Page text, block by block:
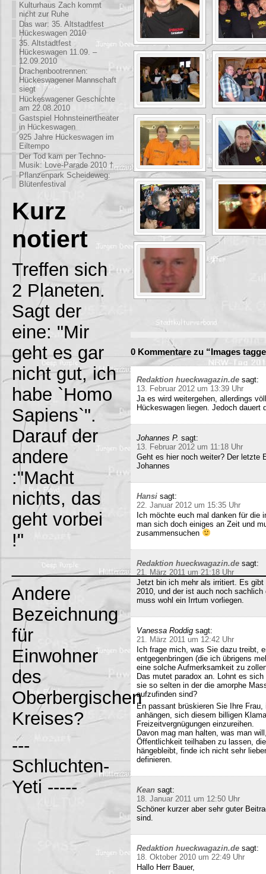
Kulturhaus Zach kommt
nicht zur Ruhe
Das war: 35. Altstadtfest
Hückeswagen 2010
35. Altstadtfest
Hückeswagen 11.09. –
12.09.2010
Drachenbootrennen:
Hückeswagener Mannschaft
siegt
Hückeswagener Geschichte
am 22.08.2010
Gastspiel Hohnsteinertheater
in Hückeswagen
925 Jahre Hückeswagen im
Eiltempo
Der Tod kam per Techno-
Musik: Love-Parade 2010 †
Pflanzenpark Scheideweg:
Blütenfestival
Kurz
notiert
Treffen sich
2 Planeten.
Sagt der
eine: "Mir
geht es gar
nicht gut, ich
habe `Homo
Sapiens`".
Darauf der
andere
:"Macht
nichts, das
geht vorbei
!"
Andere
Bezeichnung
für
Einwohner
des
Oberbergischen
Kreises?
---
Schluchten-
Yeti -----
0 Kommentare zu “Images
Redaktion hueckwagazin.de sagt:
13. Februar 2012 um 13:39 Uhr
Ja es wird weitergehen, allerdings
Hückeswagen liegen. Jedoch
Johannes P. sagt:
13. Februar 2012 um 11:18 Uhr
Geht es hier noch weiter? Der letzte
Johannes
Hansi sagt:
22. Januar 2012 um 15:35 Uhr
Ich möchte euch mal danken für die
man sich doch einiges an Zeit und
zusammensuchen
Redaktion hueckwagazin.de sagt:
21. März 2011 um 21:18 Uhr
Jetzt bin ich mehr als irritiert. Es gibt
2010, und der ist auch noch
muss wohl ein Irrtum vorliegen.
Vanessa Roddig sagt:
21. März 2011 um 12:42 Uhr
Ich frage mich, was Sie dazu treibt,
entgegenbringen (die ich übrigens
eine solche Aufmerksamkeit zu
Das mutet paradox an. Lohnt es
sie so selten in der die amorphe
aufzufinden sind?
En passant brüskieren Sie Ihre
anhängen, sich diesem billigen
Freizeitvergnügungen einzureihen.
Davon mag man halten, was man
Öffentlichkeit teilhaben zu lassen,
hängebleibt, finde ich nicht sehr
definieren.
Kean sagt:
18. Januar 2011 um 12:50 Uhr
Schöner kurzer aber sehr guter
sind.
Redaktion hueckwagazin.de sagt:
18. Oktober 2010 um 22:49 Uhr
Hallo Herr Bauer,